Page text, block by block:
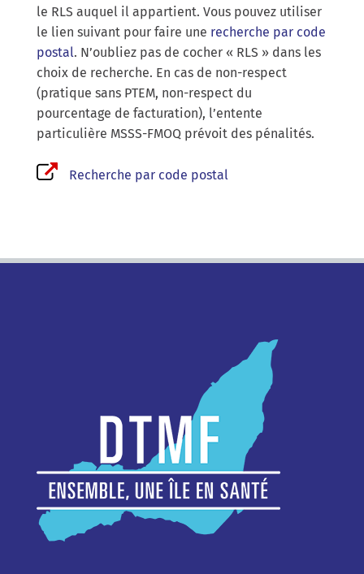
le RLS auquel il appartient. Vous pouvez utiliser
le lien suivant pour faire une recherche par code
postal. N’oubliez pas de cocher « RLS » dans les
choix de recherche. En cas de non-respect
(pratique sans PTEM, non-respect du
pourcentage de facturation), l’entente
particulière MSSS-FMOQ prévoit des pénalités.
Recherche par code postal